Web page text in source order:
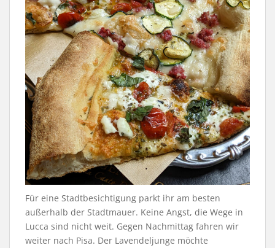
Für eine Stadtbesichtigung parkt ihr am besten
außerhalb der Stadtmauer. Keine Angst, die Wege in
Lucca sind nicht weit. Gegen Nachmittag fahren wir
weiter nach Pisa. Der Lavendeljunge möchte